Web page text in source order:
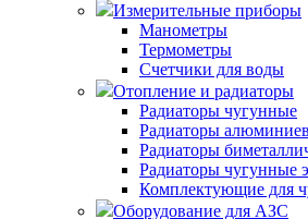
Измерительные приборы
Манометры
Термометры
Счетчики для воды
Отопление и радиаторы
Радиаторы чугунные
Радиаторы
Радиаторы
Радиаторы чугунные
Комплектующие для
Оборудование для АЗС